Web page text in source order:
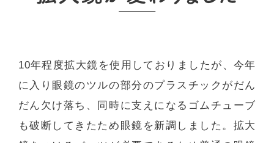
10年程度拡大鏡を使用しておりましたが、今年
に入り眼鏡のツルの部分のプラスチックがだん
だん欠け落ち、同時に支えになるゴムチューブ
も破断してきたため眼鏡を新調しました。拡大